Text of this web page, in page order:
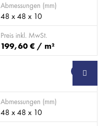
Abmessungen (mm)
48 x 48 x 10
Preis inkl. MwSt.
199,60 € / m²
SB
Abmessungen (mm)
48 x 48 x 10